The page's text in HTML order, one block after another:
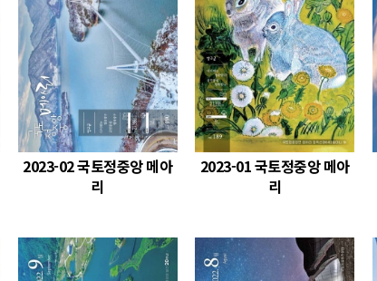
2023-02 국토정중앙 메아
리
2023-01 국토정중앙 메아
리